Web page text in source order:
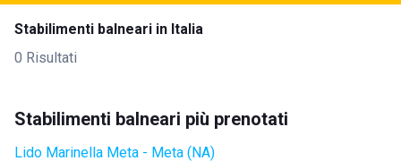
Stabilimenti balneari in Italia
0 Risultati
Stabilimenti balneari più prenotati
Lido Marinella Meta - Meta (NA)